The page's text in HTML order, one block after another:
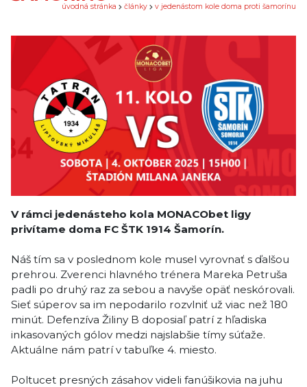
úvodná stránka články v jedenástom kole doma proti šamorínu
V rámci jedenásteho kola MONACObet ligy
privítame doma FC ŠTK 1914 Šamorín.
Náš tím sa v poslednom kole musel vyrovnať s ďalšou
prehrou. Zverenci hlavného trénera Mareka Petruša
padli po druhý raz za sebou a navyše opäť neskórovali.
Sieť súperov sa im nepodarilo rozvlniť už viac než 180
minút. Defenzíva Žiliny B doposiaľ patrí z hľadiska
inkasovaných gólov medzi najslabšie tímy súťaže.
Aktuálne nám patrí v tabuľke 4. miesto.
Poltucet presných zásahov videli fanúšikovia na juhu